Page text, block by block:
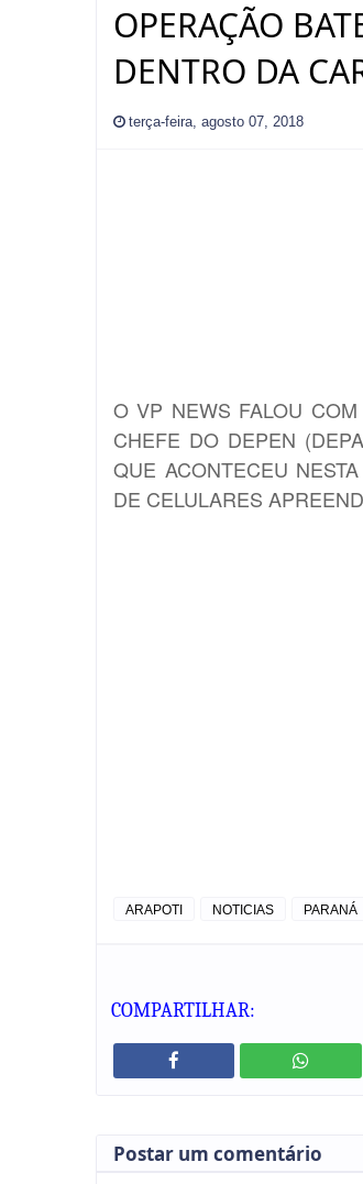
OPERAÇÃO
DENTRO DA
terça-feira, agosto 07, 2018
O VP NEWS FALOU
CHEFE DO DEPEN
QUE ACONTECEU
DE CELULARES
ARAPOTI NOTICIAS PARANÁ
COMPARTILHAR:
Postar um comentário